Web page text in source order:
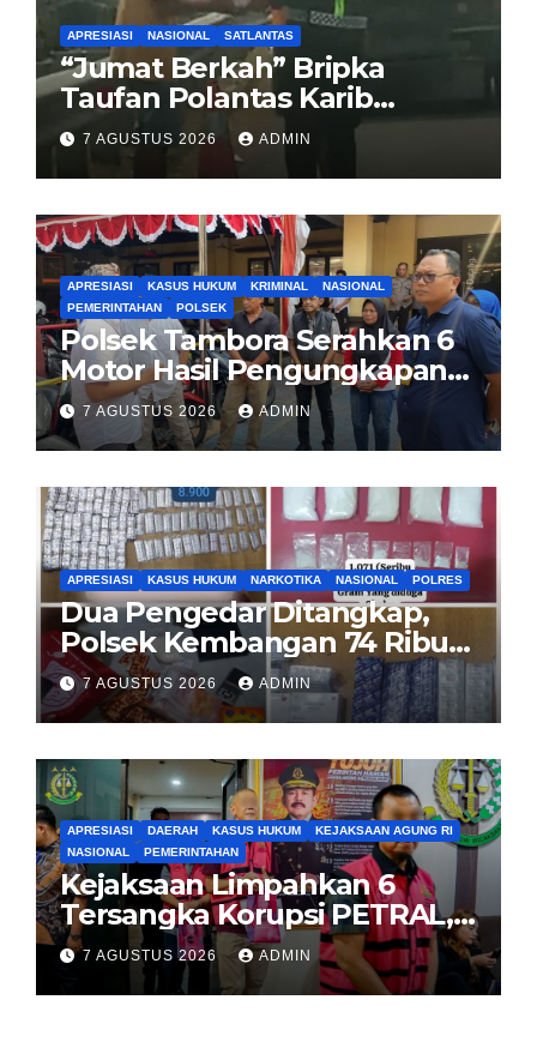
APRESIASI NASIONAL SATLANTAS
“Jumat Berkah” Bripka
Taufan Polantas Karib
Bagikan Nasi Kotak untuk
Sopir Truk yang Mogok di KM
00 Pondok Aren
7 AGUSTUS 2026 ADMIN
APRESIASI KASUS HUKUM KRIMINAL
NASIONAL
PEMERINTAHAN
POLSEK
Polsek Tambora Serahkan 6
Motor Hasil Pengungkapan
Kasus Curanmor Kepada
Pemilik Yang sah
7 AGUSTUS 2026 ADMIN
APRESIASI KASUS HUKUM NARKOTIKA NASIONAL POLRES
Dua Pengedar Ditangkap,
Polsek Kembangan 74 Ribu
Obat Keras, Sabu Hingga
Puluhan Vape Etomidate
Diamankan
7 AGUSTUS 2026 ADMIN
APRESIASI DAERAH KASUS HUKUM
KEJAKSAAN AGUNG RI
NASIONAL
PEMERINTAHAN
Kejaksaan Limpahkan 6
Tersangka Korupsi PETRAL,
PES dan ISC ke PN Tipikor
Jakarta Pusat
7 AGUSTUS 2026 ADMIN